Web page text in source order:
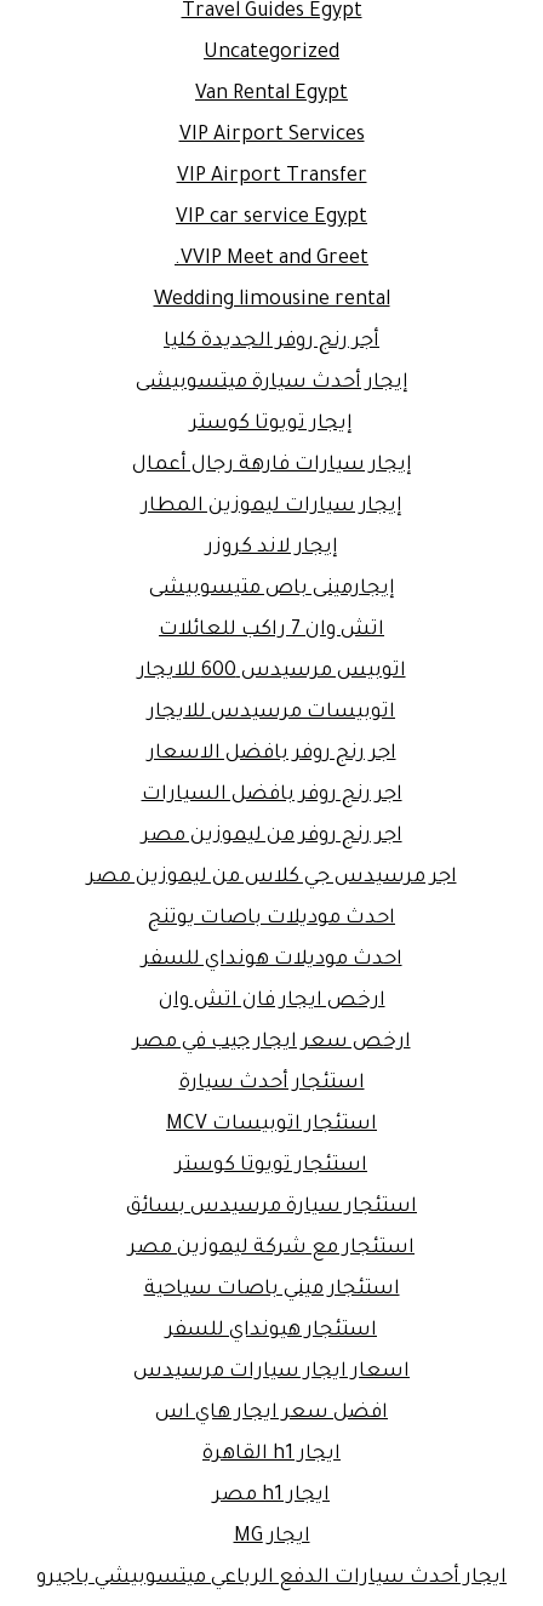
Travel Guides Egypt
Uncategorized
Van Rental Egypt
VIP Airport Services
VIP Airport Transfer
VIP car service Egypt
VVIP Meet and Greet.
Wedding limousine rental
أجر رنج روفر الجديدة كليا
إيجار أحدث سيارة ميتسوبيشى
إيجار تويوتا كوستر
إيجار سيارات فارهة رجال أعمال
إيجار سيارات ليموزين المطار
إيجار لاند كروزر
إيجارمينى باص متيسوبيشى
اتش وان 7 راكب للعائلات
اتوبيس مرسيدس 600 للايجار
اتوبيسات مرسيدس للايجار
اجر رنج روفر بافضل الاسعار
اجر رنج روفر بافضل السيارات
اجر رنج روفر من ليموزين مصر
اجر مرسيدس جي كلاس من ليموزين مصر
احدث موديلات باصات يوتنج
احدث موديلات هونداي للسفر
ارخص ايجار فان اتش وان
ارخص سعر ايجار جيب في مصر
استئجار أحدث سيارة
استئجار اتوبيسات MCV
استئجار تويوتا كوستر
استئجار سيارة مرسيدس بسائق
استئجار مع شركة ليموزين مصر
استئجار ميني باصات سياحية
استئجار هيونداي للسفر
اسعار ايجار سيارات مرسيدس
افضل سعر ايجار هاي اس
ايجار h1 القاهرة
ايجار h1 مصر
ايجار MG
ايجار أحدث سيارات الدفع الرباعي ميتسوبيشي باجيرو